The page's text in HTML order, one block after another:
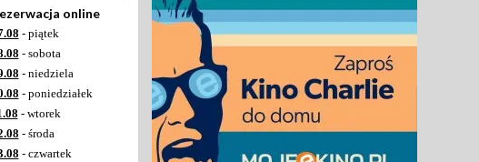
online
- piątek
- sobota
- niedziela
- poniedziałek
- wtorek
- środa
- czwartek